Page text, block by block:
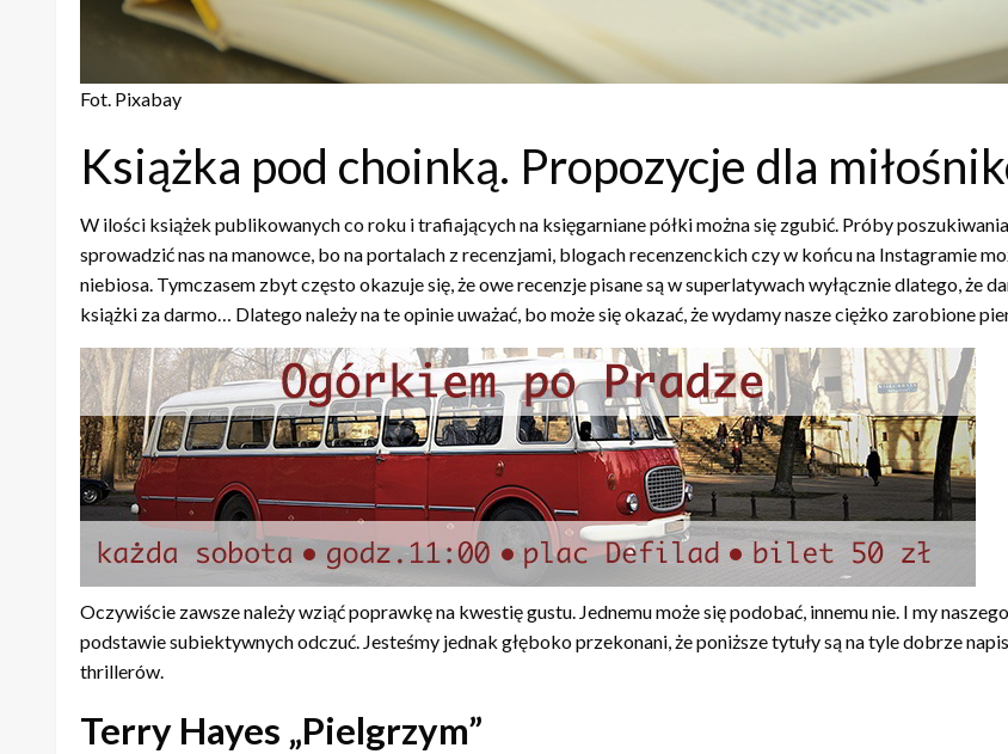
Fot. Pixabay
Książka pod choinką. Propozycje dla
W ilości książek publikowanych co roku i trafiających na księgarniane półki można się zgubić. Próby
sprowadzić nas na manowce, bo na portalach z recenzjami, blogach recenzenckich czy w końcu na Instagramie
niebiosa. Tymczasem zbyt często okazuje się, że owe recenzje pisane są w superlatywach wyłącznie dlatego, że
książki za darmo… Dlatego należy na te opinie uważać, bo może się okazać, że wydamy nasze ciężko zarobione
Oczywiście zawsze należy wziąć poprawkę na kwestię gustu. Jednemu może się podobać, innemu nie. I my
podstawie subiektywnych odczuć. Jesteśmy jednak głęboko przekonani, że poniższe tytuły są na tyle dobrze
thrillerów.
Terry Hayes „Pielgrzym”